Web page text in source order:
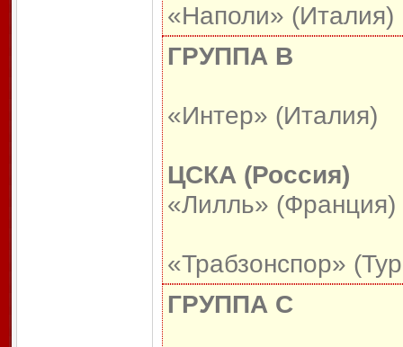
«Наполи» (Италия)
ГРУППА В
«Интер» (Италия)
ЦСКА (Россия)
«Лилль» (Франция)
«Трабзонспор»
ГРУППА С